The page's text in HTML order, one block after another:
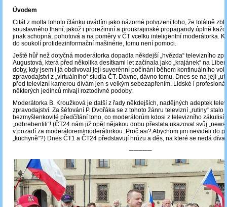
Úvodem
Citát z motta tohoto článku uvádím jako názorné potvrzení toho, že totálně
soustavného lhaní, jakož i prorežimní a proukrajinské propagandy úplně
jinak schopná, pohotová a na poměry v ČT vcelku inteligentní moderátorka.
do soukolí protidezinformační mašinérie, tomu není pomoci.
Ještě hůř než dotyčná moderátorka dopadla někdejší „hvězda“ televizního
Augustová, která před několika desítkami let začínala jako „krajánek“ na
doby, kdy jsem i já obdivoval její suverénní počínání během kontinuálního
zpravodajství z „virtuálního“ studia ČT. Dávno, dávno tomu. Dnes se na její
před televizní kamerou dívám jen s velkým sebezapřením. Lidské i
některých jedinců mívají roztodivné podoby.
Moderátorka B. Kroužková je další z řady někdejších, nadějných adeptek
zpravodajství. Za šéfování P. Dvořáka se z tohoto žánru televizní „rutiny“ stalo
bezmyšlenkovité předčítání toho, co moderátorům kdosi z televizního zákulisí
„odbrebentili“! (ČT24 nám již opět nějakou dobu přestala ukazovat svůj
v pozadí za moderátorem/moderátorkou. Proč asi? Abychom jim neviděli do
„kuchyně“?) Dnes ČT1 a ČT24 představují hrůzu a děs, na které se nedá
─────